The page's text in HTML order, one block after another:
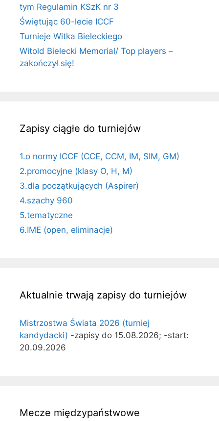
tym Regulamin KSzK nr 3
Świętując 60-lecie ICCF
Turnieje Witka Bieleckiego
Witold Bielecki Memorial/ Top players –
zakończył się!
Zapisy ciągłe do turniejów
1.o normy ICCF (CCE, CCM, IM, SIM, GM)
2.promocyjne (klasy O, H, M)
3.dla początkujących (Aspirer)
4.szachy 960
5.tematyczne
6.IME (open, eliminacje)
Aktualnie trwają zapisy do turniejów
Mistrzostwa Świata 2026 (turniej
kandydacki) -zapisy do 15.08.2026; -start:
20.09.2026
Mecze międzypaństwowe